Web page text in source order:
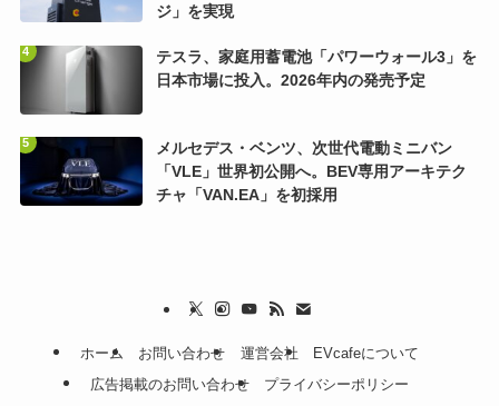
ジ」を実現
テスラ、家庭用蓄電池「パワーウォール3」を
日本市場に投入。2026年内の発売予定
メルセデス・ベンツ、次世代電動ミニバン
「VLE」世界初公開へ。BEV専用アーキテク
チャ「VAN.EA」を初採用
ホーム お問い合わせ 運営会社
EVcafeについて
広告掲載のお問い合わせ
プライバシーポリシー